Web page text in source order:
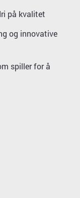
på kvalitet
og innovative
spiller for å